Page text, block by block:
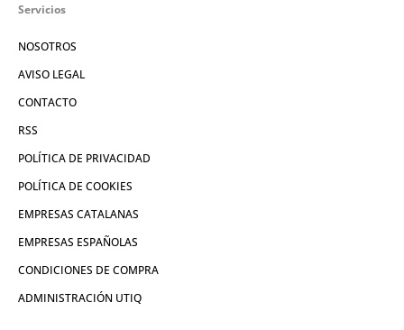
Servicios
NOSOTROS
AVISO LEGAL
CONTACTO
RSS
POLÍTICA DE PRIVACIDAD
POLÍTICA DE COOKIES
EMPRESAS CATALANAS
EMPRESAS ESPAÑOLAS
CONDICIONES DE COMPRA
ADMINISTRACIÓN UTIQ